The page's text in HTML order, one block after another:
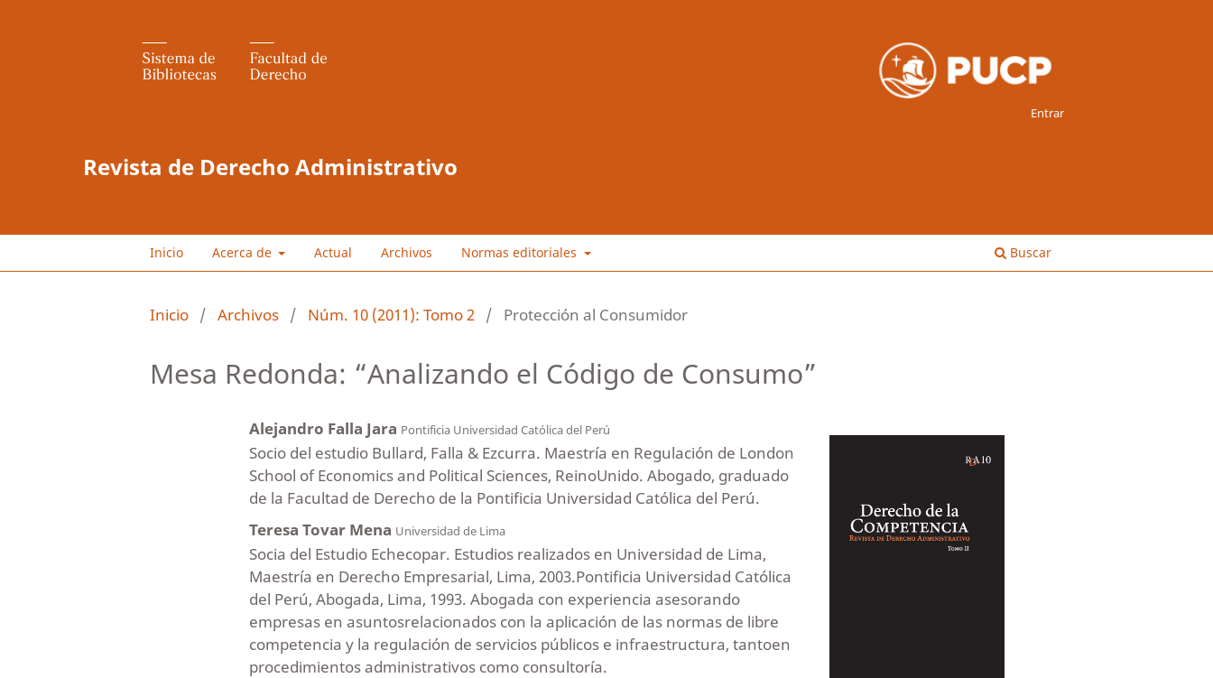
Revista de Derecho Administrativo
Inicio Acerca de Actual Archivos Normas editoriales Buscar
Entrar
Inicio / Archivos / Núm. 10 (2011): Tomo 2 / Protección al Consumidor
Mesa Redonda: “Analizando el Código de Consumo”
Alejandro Falla Jara Pontificia Universidad Católica del Perú
Socio del estudio Bullard, Falla & Ezcurra. Maestría en Regulación de London
School of Economics and Political Sciences, ReinoUnido. Abogado, graduado
de la Facultad de Derecho de la Pontificia Universidad Católica del Perú.
Teresa Tovar Mena Universidad de Lima
Socia del Estudio Echecopar. Estudios realizados en Universidad de Lima,
Maestría en Derecho Empresarial, Lima, 2003.Pontificia Universidad Católica
del Perú, Abogada, Lima, 1993. Abogada con experiencia asesorando
empresas en asuntosrelacionados con la aplicación de las normas de libre
competencia y la regulación de servicios públicos e infraestructura, tantoen
procedimientos administrativos como consultoría.